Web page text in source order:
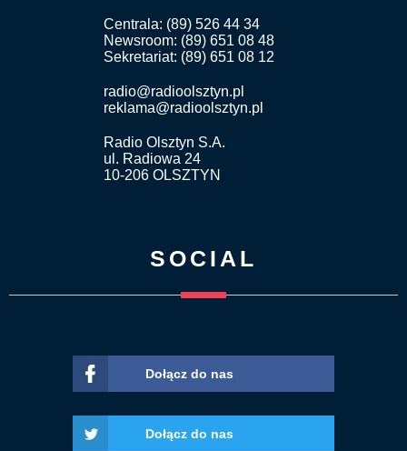
Centrala: (89) 526 44 34
Newsroom: (89) 651 08 48
Sekretariat: (89) 651 08 12
radio@radioolsztyn.pl
reklama@radioolsztyn.pl
Radio Olsztyn S.A.
ul. Radiowa 24
10-206 OLSZTYN
SOCIAL
Dołącz do nas
Dołącz do nas